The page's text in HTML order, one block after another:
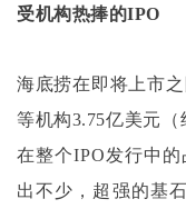
受机构热捧的IPO
海底捞在即将上市
等机构3.75亿美元
在整个IPO发行中的
出不少，超强的基